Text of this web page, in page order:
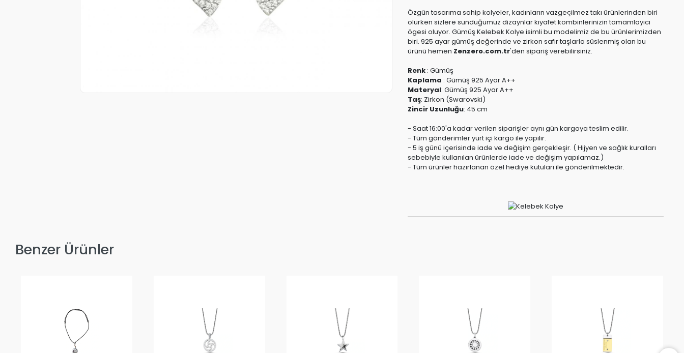
Özgün tasarıma sahip kolyeler, kadınların vazgeçilmez takı ürünlerinden biri
olurken sizlere sunduğumuz dizaynlar kıyafet kombinlerinizin tamamlayıcı
ögesi oluyor. Gümüş Kelebek Kolye isimli bu modelimiz de bu ürünlerimizden
biri. 925 ayar gümüş değerinde ve zirkon safir taşlarla süslenmiş olan bu
ürünü hemen Zenzero.com.tr'den sipariş verebilirsiniz.
Renk: Gümüş
Kaplama : Gümüş 925 Ayar A++
Materyal: Gümüş 925 Ayar A++
Taş: Zirkon (Swarovski)
Zincir Uzunluğu: 45 cm
- Saat 16:00'a kadar verilen siparişler aynı gün kargoya teslim edilir.
- Tüm gönderimler yurt içi kargo ile yapılır.
- 5 iş günü içerisinde iade ve değişim gerçekleşir. ( Hijyen ve sağlık kuralları
sebebiyle kullanılan ürünlerde iade ve değişim yapılamaz.)
- Tüm ürünler hazırlanan özel hediye kutuları ile gönderilmektedir.
Benzer Ürünler